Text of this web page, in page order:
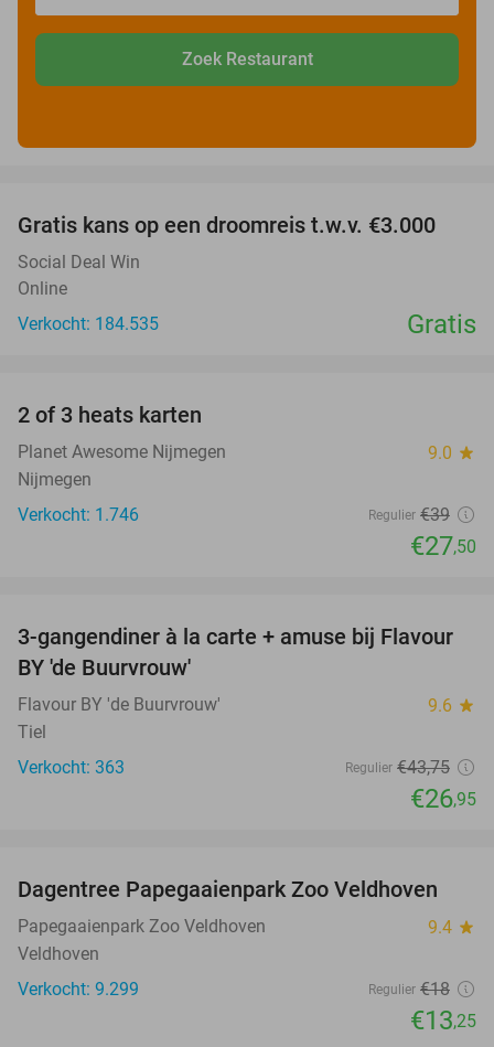
Zoek Restaurant
Gratis kans op een droomreis t.w.v. €3.000
Social Deal Win
Online
Verkocht: 184.535
Gratis
2 of 3 heats karten
Planet Awesome Nijmegen 9.0 star
Nijmegen
Verkocht: 1.746
Regulier €39
€27,50
38%
3-gangendiner à la carte + amuse bij Flavour
BY 'de Buurvrouw'
Flavour BY 'de Buurvrouw' 9.6 star
Tiel
Verkocht: 363
Regulier €43,75
€26,95
26%
Dagentree Papegaaienpark Zoo Veldhoven
Papegaaienpark Zoo Veldhoven 9.4 star
Veldhoven
Verkocht: 9.299
Regulier €18
€13,25